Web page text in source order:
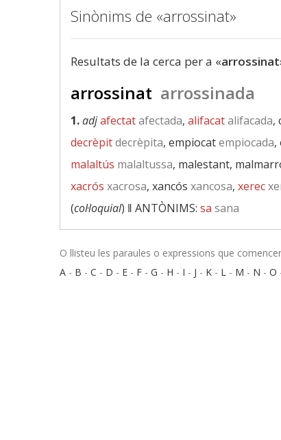
Sinònims de «arrossinat»
Resultats de la cerca per a «arrossinat
arrossinat arrossinada
1.adjafectatafectada, alifacatalifacada,
decrèpitdecrèpita, empiocatempiocada,
malaltús malaltussa, malestant,
xacrós xacrosa, xancós xancosa, xerec
(col·loquial) ‖ ANTÒNIMS: sa sana
O llisteu les paraules o expressions que
A - B - C - D - E - F - G - H - I - J - K - L - M - N - O